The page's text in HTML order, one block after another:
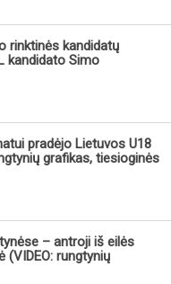
rinktinės kandidatų
kandidato Simo
pradėjo Lietuvos U18
grafikas, tiesioginės
– antroji iš eilės
(VIDEO: rungtynių